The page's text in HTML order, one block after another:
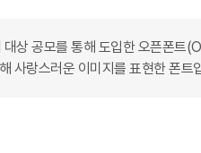
상 공모를 통해 도입한 오픈폰
사랑스러운 이미지를 표현한 폰트